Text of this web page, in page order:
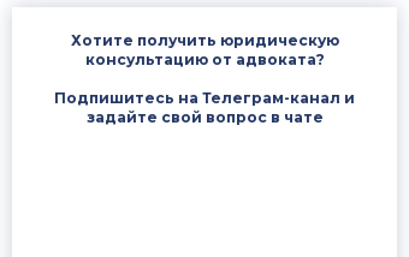
Хотите получить юридическую
консультацию от адвоката?
Подпишитесь на Телеграм-канал и
задайте свой вопрос в чате